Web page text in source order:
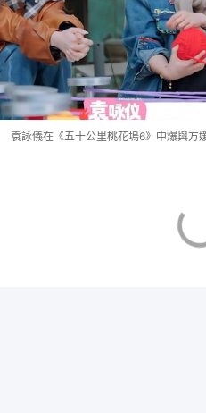
袁詠儀在《五十公里桃花塢6》中爆與方